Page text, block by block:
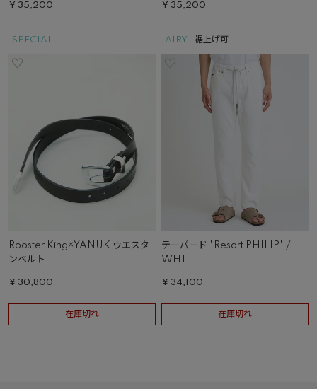
¥ 35,200 ¥ 35,200
Rooster King×YANUK ウエスタ
ンベルト
SPECIAL
¥ 30,800
在庫切れ
テーパード "Resort PHILIP" /
WHT
AIRY 裾上げ可
¥ 34,100
在庫切れ